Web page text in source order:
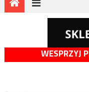
WESPRZYJ